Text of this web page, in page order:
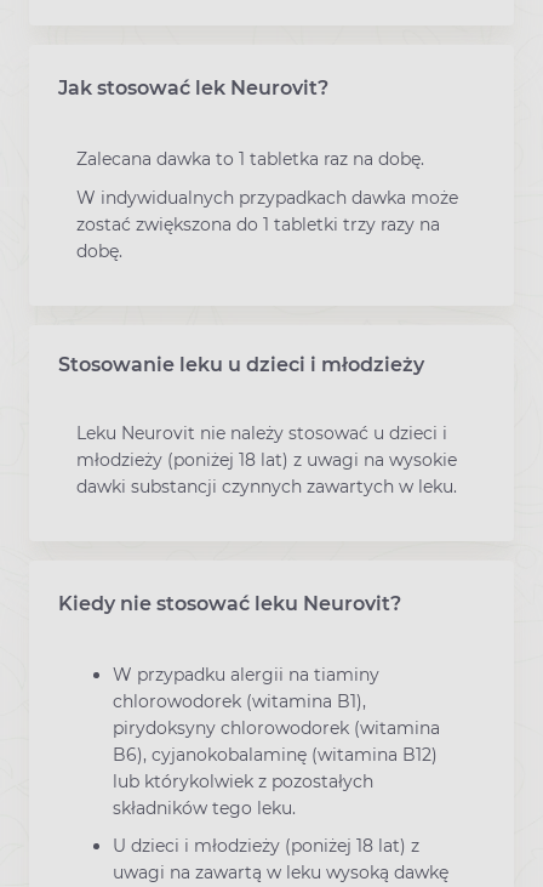
Jak stosować lek Neurovit?
Zalecana dawka to 1 tabletka raz na dobę.
W indywidualnych przypadkach dawka może
zostać zwiększona do 1 tabletki trzy razy na
dobę.
Stosowanie leku u dzieci i młodzieży
Leku Neurovit nie należy stosować u dzieci i
młodzieży (poniżej 18 lat) z uwagi na wysokie
dawki substancji czynnych zawartych w leku.
Kiedy nie stosować leku Neurovit?
W przypadku alergii na tiaminy
chlorowodorek (witamina B1),
pirydoksyny chlorowodorek (witamina
B6), cyjanokobalaminę (witamina B12)
lub którykolwiek z pozostałych
składników tego leku.
U dzieci i młodzieży (poniżej 18 lat) z
uwagi na zawartą w leku wysoką dawkę